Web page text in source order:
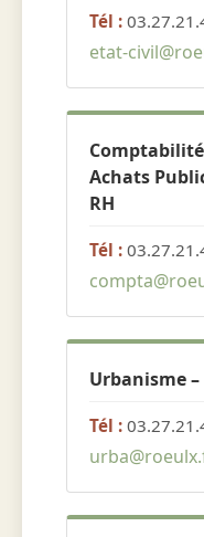
Tél :
etat-
Achats
RH
Tél :
Urbanisme
Tél :